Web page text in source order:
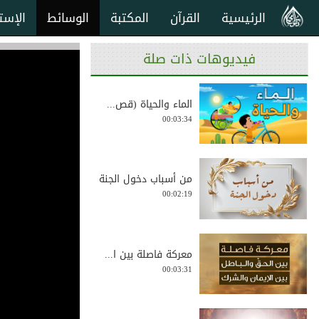
الوسائط المكتبة القرآن الرئيسية
فيديوهات ذات صلة
الماء والحياة (قص...
00:03:34
من أسباب دخول الجنة
00:02:19
معركة فاصلة بين ا...
00:03:31